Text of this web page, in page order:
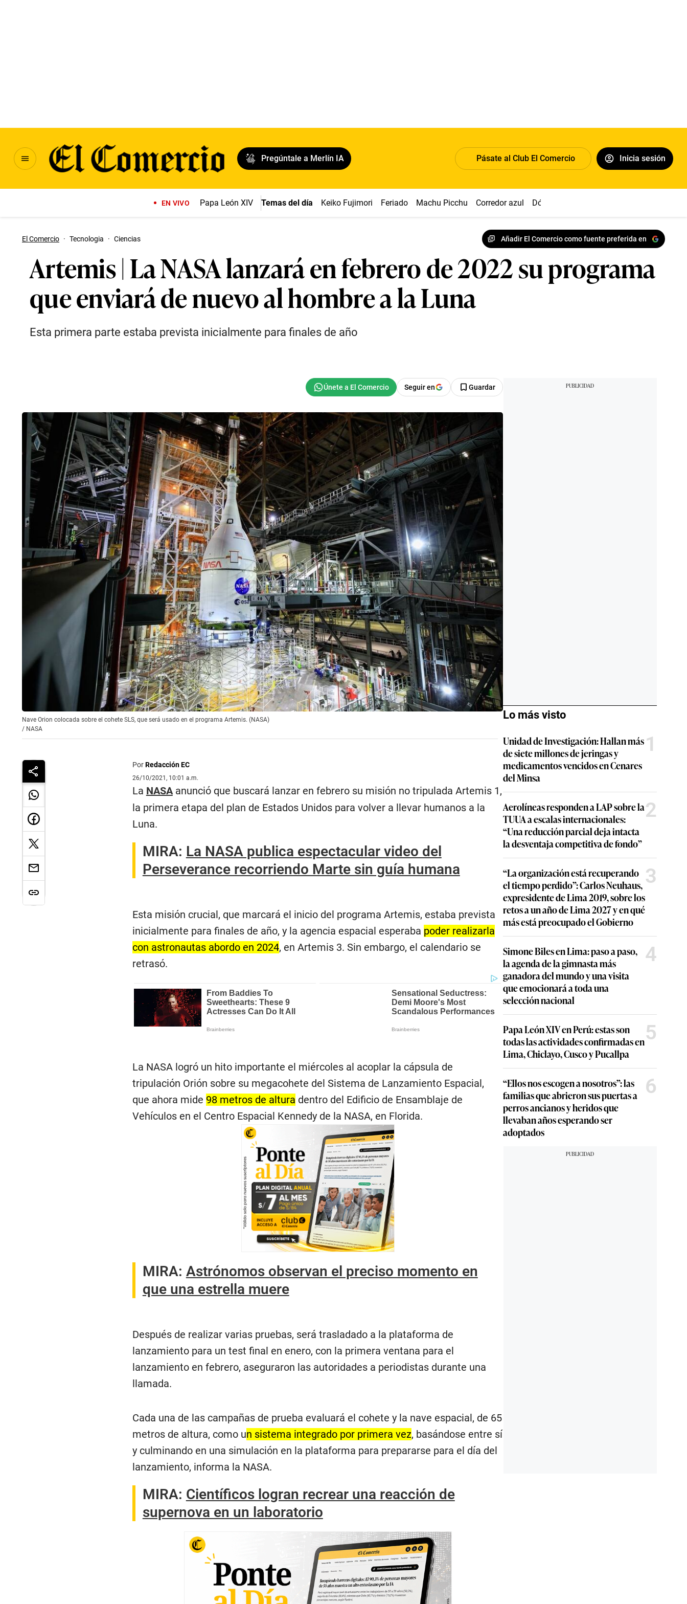
Pregúntale a Merlín IA Pásate al Club El Comercio Inicia sesión
EN VIVO Papa León XIV Temas del día Keiko Fujimori Feriado Machu Picchu Corredor azul Dólar
El Comercio · Tecnologia · Ciencias Añadir El Comercio como fuente preferida en
Artemis | La NASA lanzará en febrero de 2022 su programa
que enviará de nuevo al hombre a la Luna
Esta primera parte estaba prevista inicialmente para finales de año
Seguir en Guardar
Nave Orion colocada sobre el cohete SLS, que será usado en el programa Artemis. (NASA)
/ NASA
PorRedacción EC
26/10/2021, 10:01 a.m.
La NASAanunció que buscará lanzar en febrero su misión no tripulada Artemis 1,
la primera etapa del plan de Estados Unidos para volver a llevar humanos a la
Luna.
MIRA: La NASA publica espectacular video del
Perseverance recorriendo Marte sin guía humana
Esta misión crucial, que marcará el inicio del programa Artemis, estaba prevista
inicialmente para finales de año, y la agencia espacial esperaba poder realizarla
con astronautas abordo en 2024, en Artemis 3. Sin embargo, el calendario se
retrasó.
La NASA logró un hito importante el miércoles al acoplar la cápsula de
tripulación Orión sobre su megacohete del Sistema de Lanzamiento Espacial,
que ahora mide 98 metros de altura dentro del Edificio de Ensamblaje de
Vehículos en el Centro Espacial Kennedy de la NASA, en Florida.
MIRA: Astrónomos observan el preciso momento en
que una estrella muere
Después de realizar varias pruebas, será trasladado a la plataforma de
lanzamiento para un test final en enero, con la primera ventana para el
lanzamiento en febrero, aseguraron las autoridades a periodistas durante una
llamada.
Cada una de las campañas de prueba evaluará el cohete y la nave espacial, de 65
metros de altura, como un sistema integrado por primera vez, basándose entre sí
y culminando en una simulación en la plataforma para prepararse para el día del
lanzamiento, informa la NASA.
MIRA: Científicos logran recrear una reacción de
supernova en un laboratorio
Lo más visto
Unidad de Investigación: Hallan más
de siete millones de jeringas y
medicamentos vencidos en Cenares
del Minsa
1
Aerolíneas responden a LAP sobre la
TUUA a escalas internacionales:
“Una reducción parcial deja intacta
la desventaja competitiva de fondo”
2
“La organización está recuperando
el tiempo perdido”: Carlos Neuhaus,
expresidente de Lima 2019, sobre los
retos a un año de Lima 2027 y en qué
más está preocupado el Gobierno
3
Simone Biles en Lima: paso a paso,
la agenda de la gimnasta más
ganadora del mundo y una visita
que emocionará a toda una
selección nacional
4
Papa León XIV en Perú: estas son
todas las actividades confirmadas en
Lima, Chiclayo, Cusco y Pucallpa
5
“Ellos nos escogen a nosotros”: las
familias que abrieron sus puertas a
perros ancianos y heridos que
llevaban años esperando ser
adoptados
6